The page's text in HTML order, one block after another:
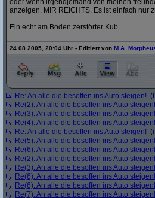
oder wenn irgendjemand von meinen
anzeigen. MIR REICHTS. Es ist einfach nur
Ein echt am Boden zerstörter Kub....
24.08.2005, 20:04 Uhr - Editiert von M.A.
Re: An alle die besoffen ins Auto steigen! (
Re(2): An alle die besoffen ins Auto steigen!
Re(3): An alle die besoffen ins Auto steigen!
Re(4): An alle die besoffen ins Auto steigen!
Re: An alle die besoffen ins Auto steigen! (
Re(5): An alle die besoffen ins Auto steigen!
Re(6): An alle die besoffen ins Auto steigen!
Re(2): An alle die besoffen ins Auto steigen!
Re(3): An alle die besoffen ins Auto steigen!
Re(6): An alle die besoffen ins Auto steigen!
Re(6): An alle die besoffen ins Auto steigen!
Re(7): An alle die besoffen ins Auto steigen!